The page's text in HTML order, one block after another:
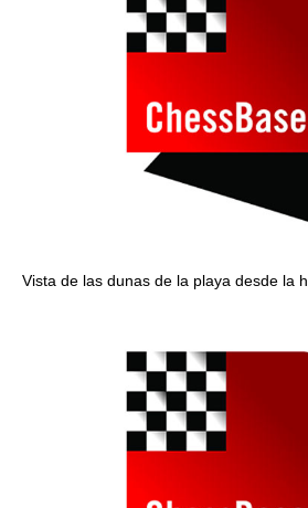
Vista de las dunas de la playa desde la